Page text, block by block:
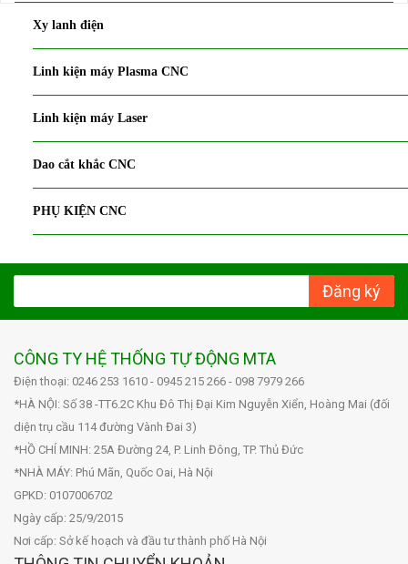
Xy lanh điện
Linh kiện máy Plasma CNC
Linh kiện máy Laser
Dao cắt khắc CNC
PHỤ KIỆN CNC
Đăng ký
CÔNG TY HỆ THỐNG TỰ ĐỘNG MTA
Điện thoại: 0246 253 1610 - 0945 215 266 - 098 7979 266
*HÀ NỘI: Số 38 -TT6.2C Khu Đô Thị Đại Kim Nguyễn Xiển, Hoàng Mai (đối
diện trụ cầu 114 đường Vành Đai 3)
*HỒ CHÍ MINH: 25A Đường 24, P. Linh Đông, TP. Thủ Đức
*NHÀ MÁY: Phú Mãn, Quốc Oai, Hà Nội
GPKD: 0107006702
Ngày cấp: 25/9/2015
Nơi cấp: Sở kế hoạch và đầu tư thành phố Hà Nội